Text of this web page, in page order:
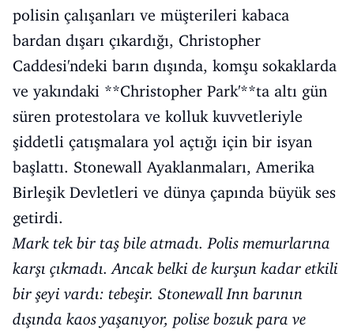
polisin çalışanları ve müşterileri kabaca
bardan dışarı çıkardığı, Christopher
Caddesi'ndeki barın dışında, komşu sokaklarda
ve yakındaki **Christopher Park'**ta altı gün
süren protestolara ve kolluk kuvvetleriyle
şiddetli çatışmalara yol açtığı için bir isyan
başlattı. Stonewall Ayaklanmaları, Amerika
Birleşik Devletleri ve dünya çapında büyük ses
getirdi.
Mark tek bir taş bile atmadı. Polis memurlarına
karşı çıkmadı. Ancak belki de kurşun kadar etkili
bir şeyi vardı: tebeşir. Stonewall Inn barının
dışında kaos yaşanıyor, polise bozuk para ve